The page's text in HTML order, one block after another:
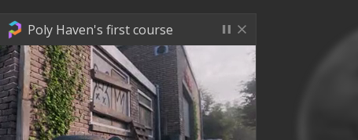
Poly Haven's first course